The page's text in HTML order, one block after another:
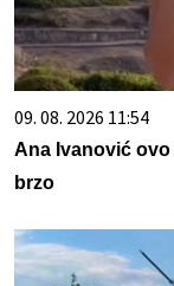
09. 08. 2026 11:54
Ana Ivanović
brzo